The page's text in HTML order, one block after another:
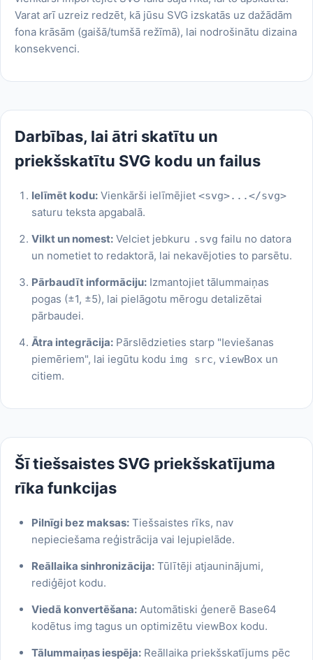
Varat arī uzreiz redzēt, kā jūsu SVG izskatās uz dažādām
fona krāsām (gaišā/tumšā režīmā), lai nodrošinātu dizaina
konsekvenci.
Darbības, lai ātri skatītu un
priekšskatītu SVG kodu un failus
Ielīmēt kodu: Vienkārši ielīmējiet <svg>...</svg>
saturu teksta apgabalā.
Vilkt un nomest: Velciet jebkuru .svg failu no datora
un nometiet to redaktorā, lai nekavējoties to parsētu.
Pārbaudīt informāciju: Izmantojiet tālummaiņas
pogas (±1, ±5), lai pielāgotu mērogu detalizētai
pārbaudei.
Ātra integrācija: Pārslēdzieties starp "Ieviešanas
piemēriem", lai iegūtu kodu img src, viewBox un
citiem.
Šī tiešsaistes SVG priekšskatījuma
rīka funkcijas
Pilnīgi bez maksas: Tiešsaistes rīks, nav
nepieciešama reģistrācija vai lejupielāde.
Reāllaika sinhronizācija: Tūlītēji atjauninājumi,
rediģējot kodu.
Viedā konvertēšana: Automātiski ģenerē Base64
kodētus img tagus un optimizētu viewBox kodu.
Tālummaiņas iespēja: Reāllaika priekšskatījums pēc